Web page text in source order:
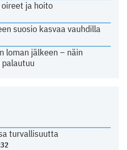
ja hoito
suosio kasvaa vauhdilla
loman jälkeen – näin
turvallisuutta